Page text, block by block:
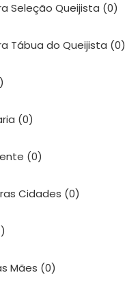
Seleção Queijista (0)
Tábua do Queijista (0)
)
(0)
(0)
Cidades (0)
)
Mães (0)